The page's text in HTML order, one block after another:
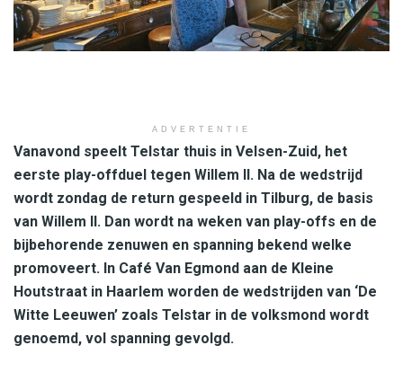
ADVERTENTIE
Vanavond speelt Telstar thuis in Velsen-Zuid, het
eerste play-offduel tegen Willem II. Na de wedstrijd
wordt zondag de return gespeeld in Tilburg, de basis
van Willem II. Dan wordt na weken van play-offs en de
bijbehorende zenuwen en spanning bekend welke
promoveert. In Café Van Egmond aan de Kleine
Houtstraat in Haarlem worden de wedstrijden van ‘De
Witte Leeuwen’ zoals Telstar in de volksmond wordt
genoemd, vol spanning gevolgd.